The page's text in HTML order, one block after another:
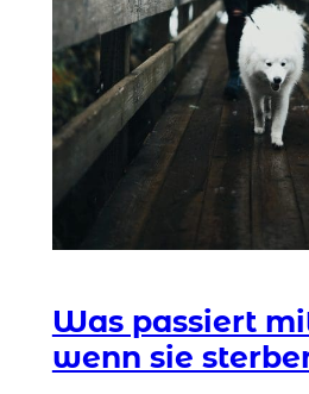
Was passiert
wenn sie